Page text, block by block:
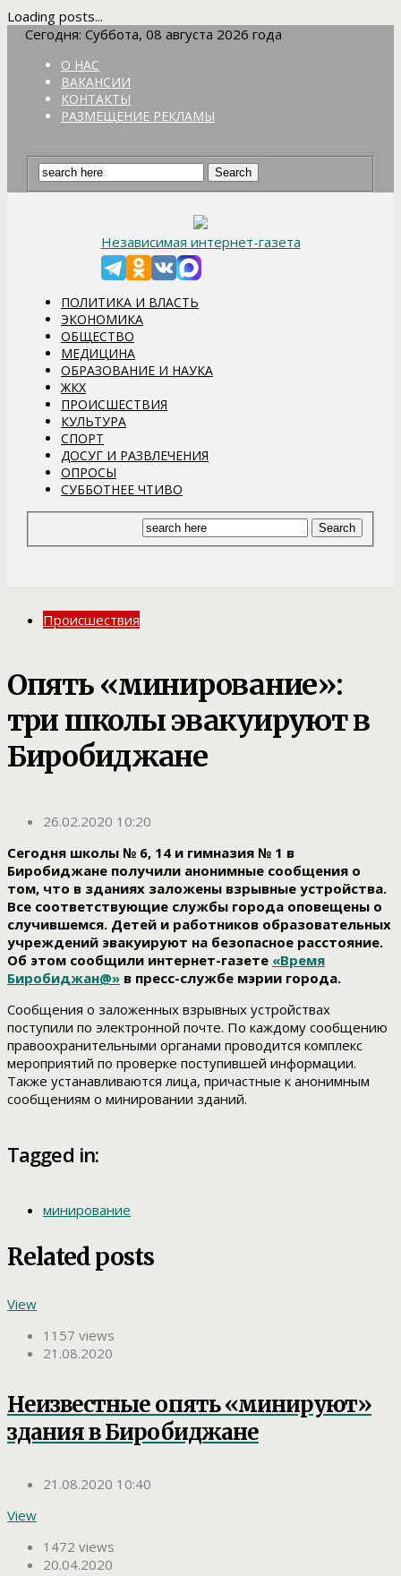
Loading posts...
Сегодня: Суббота, 08 августа 2026 года
О НАС
ВАКАНСИИ
КОНТАКТЫ
РАЗМЕЩЕНИЕ РЕКЛАМЫ
Независимая интернет-газета
ПОЛИТИКА И ВЛАСТЬ
ЭКОНОМИКА
ОБЩЕСТВО
МЕДИЦИНА
ОБРАЗОВАНИЕ И НАУКА
ЖКХ
ПРОИСШЕСТВИЯ
КУЛЬТУРА
СПОРТ
ДОСУГ И РАЗВЛЕЧЕНИЯ
ОПРОСЫ
СУББОТНЕЕ ЧТИВО
Происшествия
Опять «минирование»:
три школы эвакуируют в
Биробиджане
26.02.2020 10:20
Сегодня школы № 6, 14 и гимназия № 1 в
Биробиджане получили анонимные сообщения о
том, что в зданиях заложены взрывные устройства.
Все соответствующие службы города оповещены о
случившемся. Детей и работников образовательных
учреждений эвакуируют на безопасное расстояние.
Об этом сообщили интернет-газете «Время
Биробиджан@» в пресс-службе мэрии города.
Сообщения о заложенных взрывных устройствах
поступили по электронной почте. По каждому сообщению
правоохранительными органами проводится комплекс
мероприятий по проверке поступившей информации.
Также устанавливаются лица, причастные к анонимным
сообщениям о минировании зданий.
Tagged in:
минирование
Related posts
View
1157 views
21.08.2020
Неизвестные опять «минируют»
здания в Биробиджане
21.08.2020 10:40
View
1472 views
20.04.2020